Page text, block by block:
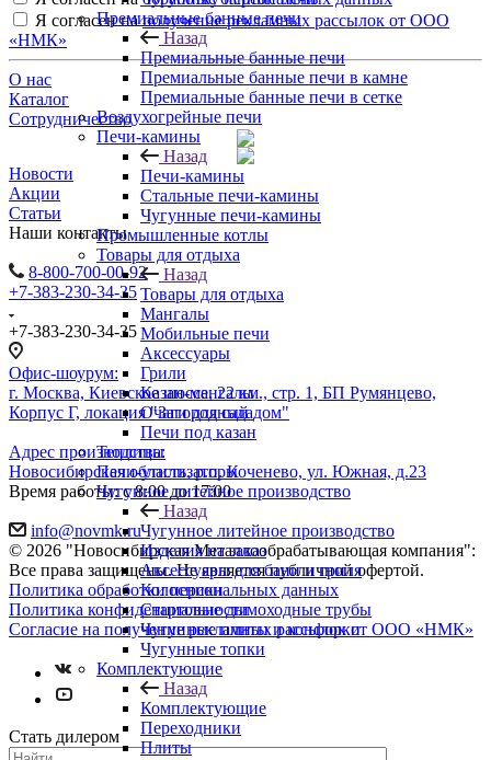
Премиальные банные печи
Назад
Премиальные банные печи
Премиальные банные печи в камне
Премиальные банные печи в сетке
Воздухогрейные печи
Печи-камины
Назад
Печи-камины
Стальные печи-камины
Чугунные печи-камины
Промышленные котлы
Товары для отдыха
Назад
Товары для отдыха
Мангалы
Мобильные печи
Аксессуары
Грили
Казан-мангалы
Очаги для сада
Печи под казан
Теплицы
Печи-утилизаторы
Чугунное литейное производство
Назад
Чугунное литейное производство
Изделия на заказ
Аксессуары для бани и гриля
Колосники
Стартовые дымоходные трубы
Чугунные плиты и конфорки
Чугунные топки
Комплектующие
Назад
Комплектующие
Переходники
Плиты
Я согласен наполучение рекламных рассылок от ООО
«НМК»
О нас
Каталог
Сотрудничество
Новости
Акции
Статьи
Наши контакты
8-800-700-00-92
+7-383-230-34-35
+7-383-230-34-35
Офис-шоурум:
г. Москва, Киевское шоссе, 22 км., стр. 1, БП Румянцево,
Корпус Г, локация "Загородный дом"
Адрес производства:
Новосибирская область, р.п. Коченево, ул. Южная, д.23
Время работы: с 8:00 до 17:00
info@novmk.ru
© 2026 "Новосибирская Металлообрабатывающая компания":
Все права защищены. Не является публичной офертой.
Политика обработки персональных данных
Политика конфиденциальности
Согласие на получение рекламных рассылок от ООО «НМК»
Стать дилером